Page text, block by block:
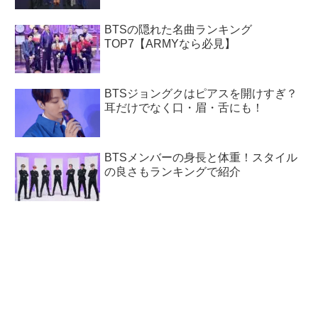
BTSの隠れた名曲ランキング
TOP7【ARMYなら必見】
BTSジョングクはピアスを開けすぎ？
耳だけでなく口・眉・舌にも！
BTSメンバーの身長と体重！スタイル
の良さもランキングで紹介